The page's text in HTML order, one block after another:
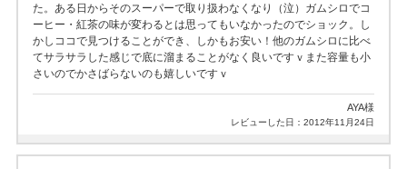
た。ある日からそのスーパーで取り扱わなくなり（泣）ガムシロでコ
ーヒー・紅茶の味が変わるとは思ってもいなかったのでショック。し
かしココで見つけることができ、しかもお安い！他のガムシロに比べ
てサラサラした感じで底に溜まることがなく良いですｖまた容量も小
さいのでかさばらないのも嬉しいですｖ
AYA様
レビューした日：2012年11月24日